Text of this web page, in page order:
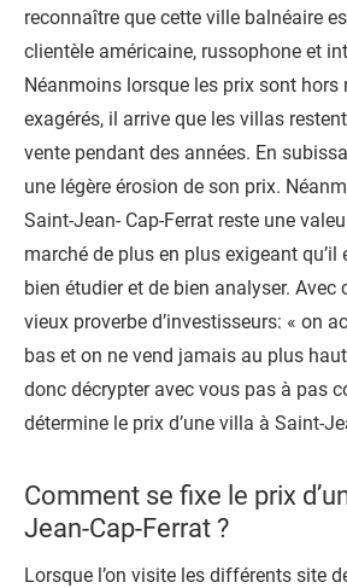
reconnaître que cette ville balnéaire
clientèle américaine, russophone et
Néanmoins lorsque les prix sont hors
exagérés, il arrive que les villas
vente pendant des années. En
une légère érosion de son prix.
Saint-Jean- Cap-Ferrat reste une
marché de plus en plus exigeant
bien étudier et de bien analyser.
vieux proverbe d’investisseurs: « on
bas et on ne vend jamais au plus
donc décrypter avec vous pas à pas
détermine le prix d’une villa à Saint-
Comment se fixe le prix
Jean-Cap-Ferrat ?
Lorsque l’on visite les différents site